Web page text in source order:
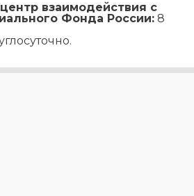
взаимодействия с
Фонда России: 8